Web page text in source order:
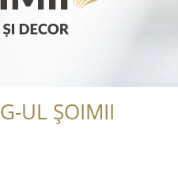
UL ȘOIMII